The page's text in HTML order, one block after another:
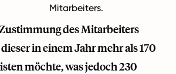
Mitarbeiters.
des Mitarbeiters
in einem Jahr mehr als 170
möchte, was jedoch 230